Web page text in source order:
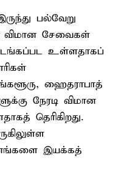
பல்வேறு
விமான சேவைகள்
உள்ளதாகப்
ஹைதராபாத்
நேரடி விமான
தெரிகிறது.
இயக்கத்